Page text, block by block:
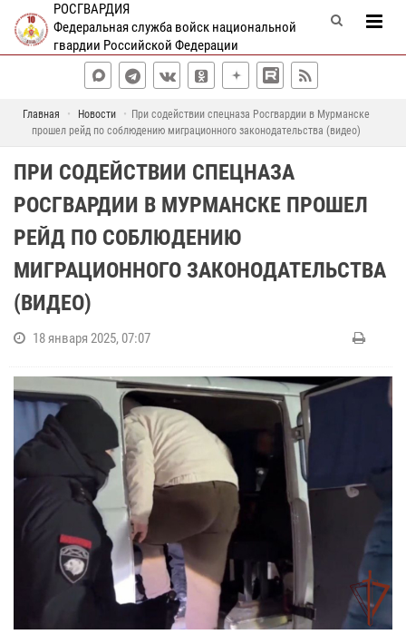
РОСГВАРДИЯ
Федеральная служба войск национальной
гвардии Российской Федерации
Главная Новости
При содействии спецназа Росгвардии в Мурманске
прошел рейд по соблюдению миграционного законодательства (видео)
ПРИ СОДЕЙСТВИИ СПЕЦНАЗА
РОСГВАРДИИ В МУРМАНСКЕ ПРОШЕЛ
РЕЙД ПО СОБЛЮДЕНИЮ
МИГРАЦИОННОГО ЗАКОНОДАТЕЛЬСТВА
(ВИДЕО)
18 января 2025, 07:07